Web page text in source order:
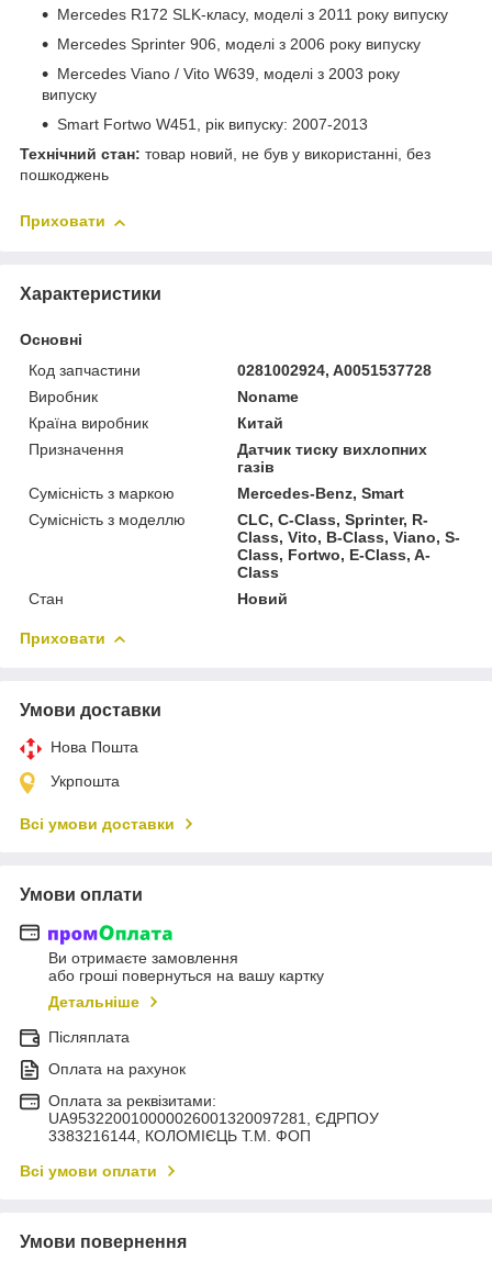
Mercedes R172 SLK-класу, моделі з 2011 року випуску
Mercedes Sprinter 906, моделі з 2006 року випуску
Mercedes Viano / Vito W639, моделі з 2003 року
випуску
Smart Fortwo W451, рік випуску: 2007-2013
Технічний стан: товар новий, не був у використанні, без
пошкоджень
Приховати
Характеристики
Основні
Код запчастини
0281002924, A0051537728
Виробник
Noname
Країна виробник
Китай
Призначення
Датчик тиску вихлопних
газів
Сумісність з маркою
Mercedes-Benz, Smart
Сумісність з моделлю
CLC, C-Class, Sprinter, R-
Class, Vito, B-Class, Viano, S-
Class, Fortwo, E-Class, A-
Class
Стан
Новий
Приховати
Умови доставки
Нова Пошта
Укрпошта
Всі умови доставки
Умови оплати
Ви отримаєте замовлення
або гроші повернуться на вашу картку
Детальніше
Післяплата
Оплата на рахунок
Оплата за реквізитами:
UA953220010000026001320097281, ЄДРПОУ
3383216144, КОЛОМIЄЦЬ Т.М. ФОП
Всі умови оплати
Умови повернення